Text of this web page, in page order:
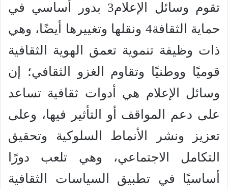
تقوم وسائل الإعلام3 بدور أساسي في
حماية الثقافة4 ونقلها وتغييرها أيضًا، وهي
ذات وظيفة تنموية تعمق الهوية الثقافية
قوميًا ووطنيًا وتقاوم الغزو الثقافي؛ إن
وسائل الإعلام هي أدوات ثقافية تساعد
على دعم المواقف أو التأثير فيها، وعلى
تعزيز ونشر الأنماط السلوكية وتحقيق
التكامل الاجتماعي، وهي تلعب دورًا
أساسيًا في تطبيق السياسات الثقافية